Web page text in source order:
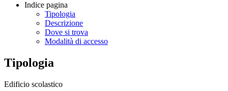
Indice pagina
Tipologia
Descrizione
Dove si trova
Modalità di accesso
Tipologia
Edificio scolastico